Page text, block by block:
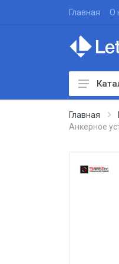
Главная О
Главная
Анкерное